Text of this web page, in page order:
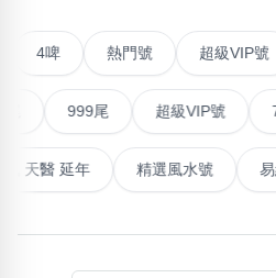
無0 無1 無3無4無5 無6 無7無8 無9
熱門分類
888尾
999尾 777尾 9
熱門號 超級
999尾 超級VIP號 777尾
高能量生氣 天醫 延年 精選風水號